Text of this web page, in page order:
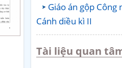
Giáo án gộp Công
Cánh diều kì II
Tài liệu quan